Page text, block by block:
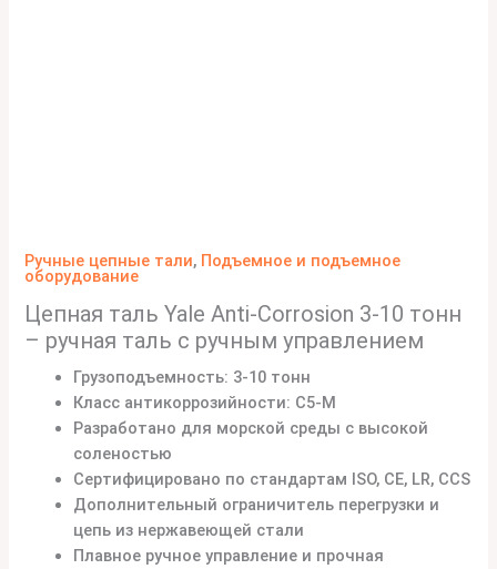
Ручные цепные тали, Подъемное и подъемное
оборудование
Цепная таль Yale Anti-Corrosion 3-10 тонн
– ручная таль с ручным управлением
Грузоподъемность: 3-10 тонн
Класс антикоррозийности: C5-M
Разработано для морской среды с высокой
соленостью
Сертифицировано по стандартам ISO, CE, LR, CCS
Дополнительный ограничитель перегрузки и
цепь из нержавеющей стали
Плавное ручное управление и прочная